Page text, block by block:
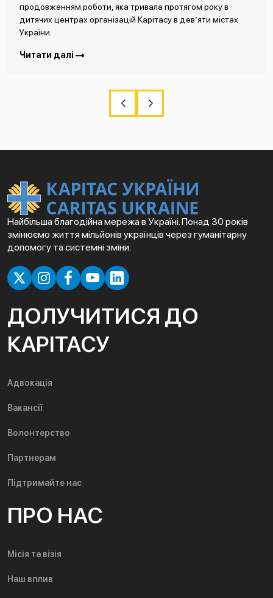
продовженням роботи, яка тривала протягом року в
дитячих центрах організацій Карітасу в дев’яти містах
України.
Читати далі
Найбільша благодійна мережа в Україні. Понад 30 років
змінюємо життя мільйонів українців через гуманітарну
допомогу та системні зміни.
ДОЛУЧИТИСЯ ДО
КАРІТАСУ
Адвокація
Вакансії
Волонтерство
Партнерам
Підтримайте нас
ПРО НАС
Місія та візія
Наш вплив